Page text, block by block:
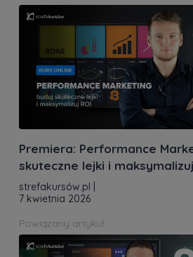
Premiera: Performance
skuteczne lejki i maksymalizuj
strefakursów.pl
7 kwietnia 2026
Powiązany artykuł